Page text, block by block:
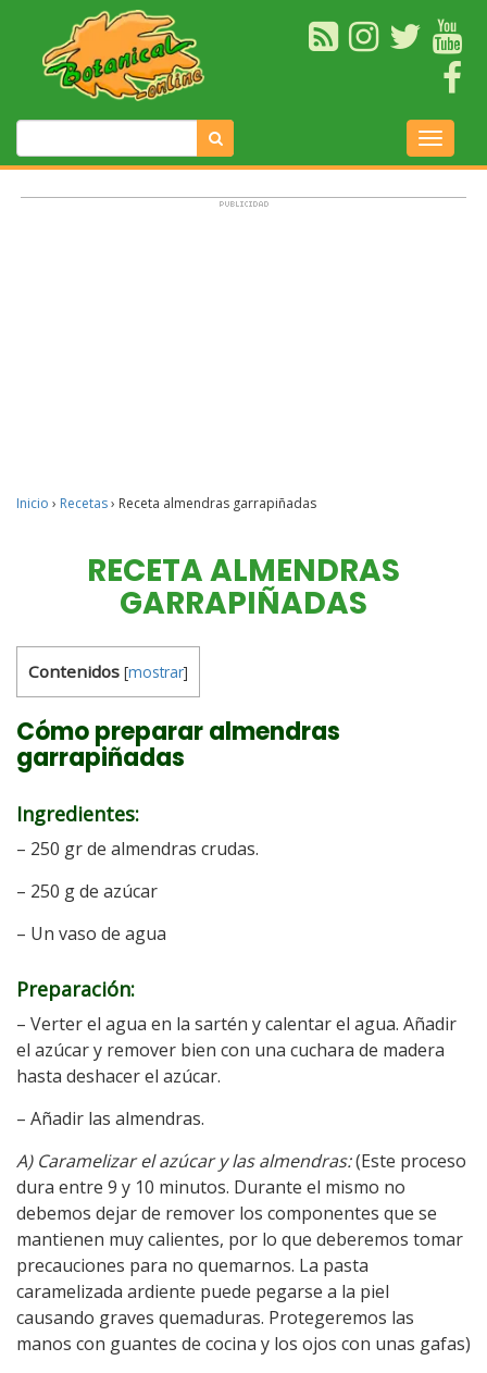
Inicio › Recetas› Receta almendras garrapiñadas
RECETA ALMENDRAS
GARRAPIÑADAS
Contenidos [mostrar]
Cómo preparar almendras
garrapiñadas
Ingredientes:
– 250 gr de almendras crudas.
– 250 g de azúcar
– Un vaso de agua
Preparación:
– Verter el agua en la sartén y calentar el agua. Añadir
el azúcar y remover bien con una cuchara de madera
hasta deshacer el azúcar.
– Añadir las almendras.
A) Caramelizar el azúcar y las almendras:(Este proceso
dura entre 9 y 10 minutos. Durante el mismo no
debemos dejar de remover los componentes que se
mantienen muy calientes, por lo que deberemos tomar
precauciones para no quemarnos. La pasta
caramelizada ardiente puede pegarse a la piel
causando graves quemaduras. Protegeremos las
manos con guantes de cocina y los ojos con unas gafas)